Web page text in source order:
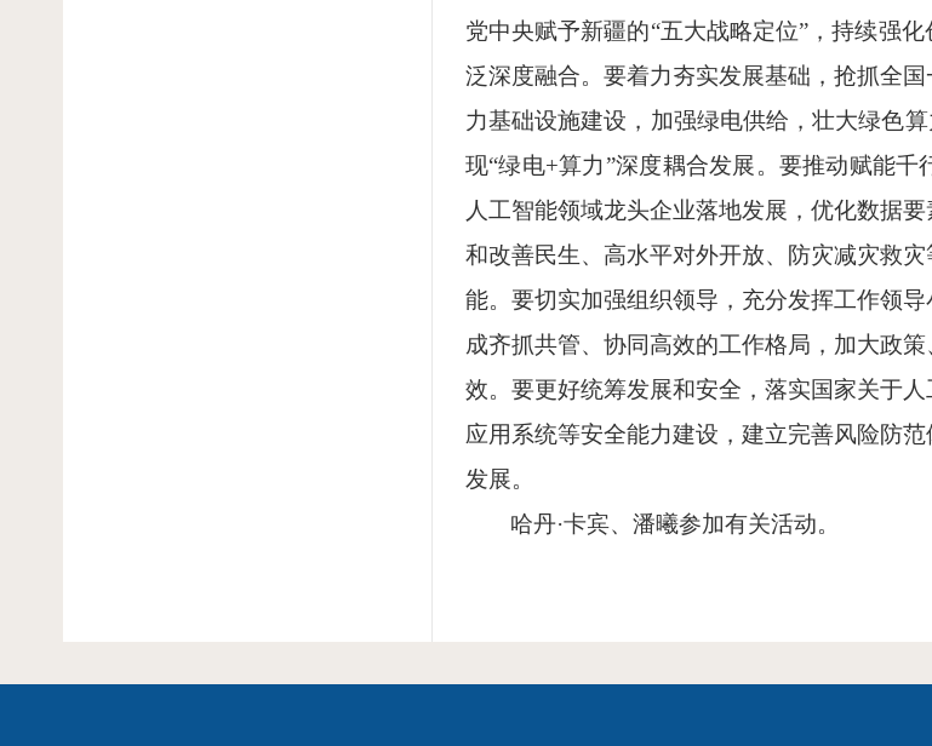
党中央赋予新疆的“五大战略定位”，持续强
泛深度融合。要着力夯实发展基础，抢抓全
力基础设施建设，加强绿电供给，壮大绿色
现“绿电+算力”深度耦合发展。要推动赋能
人工智能领域龙头企业落地发展，优化数据
和改善民生、高水平对外开放、防灾减灾救
能。要切实加强组织领导，充分发挥工作领
成齐抓共管、协同高效的工作格局，加大政
效。要更好统筹发展和安全，落实国家关于
应用系统等安全能力建设，建立完善风险防
发展。
哈丹·卡宾、潘曦参加有关活动。